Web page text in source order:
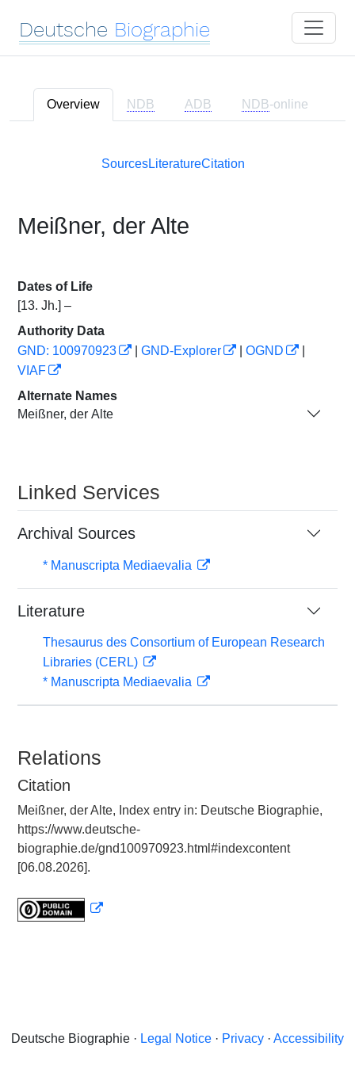
Deutsche Biographie
Overview NDB ADB NDB-online
SourcesLiteratureCitation
Meißner, der Alte
Dates of Life
[13. Jh.] –
Authority Data
GND: 100970923
GND-Explorer OGND
VIAF
Alternate Names
Meißner, der Alte
Linked Services
Archival Sources
* Manuscripta Mediaevalia
Literature
Thesaurus des Consortium of European Research
Libraries (CERL)
* Manuscripta Mediaevalia
Relations
Citation
Meißner, der Alte, Index entry in: Deutsche Biographie,
https://www.deutsche-
biographie.de/gnd100970923.html#indexcontent
[06.08.2026].
Deutsche Biographie · Legal Notice · Privacy · Accessibility